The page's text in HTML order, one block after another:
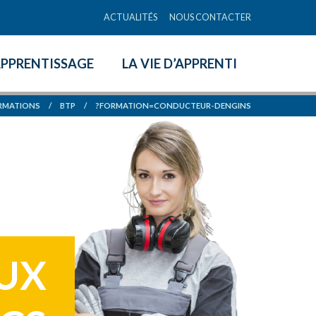
ACTUALITÉS NOUS CONTACTER
LA VIE D’APPRENTI
/ BTP / ?FORMATION=CONDUCTEUR-DENGINS